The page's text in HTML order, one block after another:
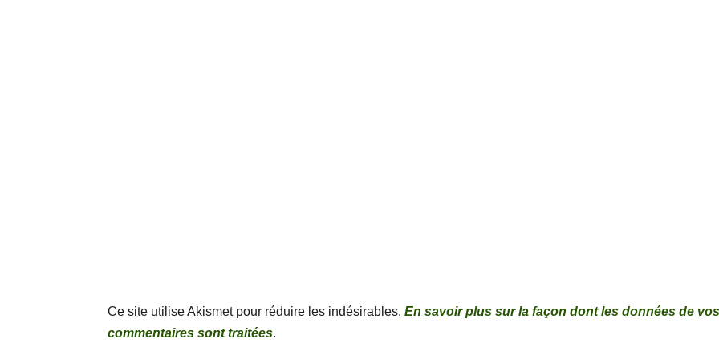
Ce site utilise Akismet pour réduire les indésirables.En savoir plus sur la façon dont les données de
commentaires sont traitées.